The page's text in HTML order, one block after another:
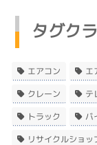
タグク
エアコン エ
クレーン テ
トラック バ
リサイクルショッ